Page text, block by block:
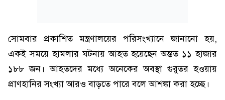
সোমবার প্রকাশিত মন্ত্রণালয়ের পরিসংখ্যানে জানানো হয়,
একই সময়ে হামলার ঘটনায় আহত হয়েছেন অন্তত ১১ হাজার
১৮৮ জন। আহতদের মধ্যে অনেকের অবস্থা গুরুতর হওয়ায়
প্রাণহানির সংখ্যা আরও বাড়তে পারে বলে আশঙ্কা করা হচ্ছে।